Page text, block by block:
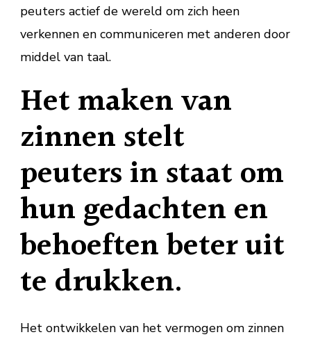
peuters actief de wereld om zich heen
verkennen en communiceren met anderen door
middel van taal.
Het maken van
zinnen stelt
peuters in staat om
hun gedachten en
behoeften beter uit
te drukken.
Het ontwikkelen van het vermogen om zinnen